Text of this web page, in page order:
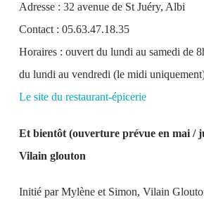
Adresse : 32 avenue de St Juéry, Albi
Contact : 05.63.47.18.35
Horaires : ouvert du lundi au samedi de
du lundi au vendredi (le midi
Le site du restaurant-épicerie
Et bientôt (ouverture prévue en mai
Vilain glouton
Initié par Mylène et Simon, Vilain